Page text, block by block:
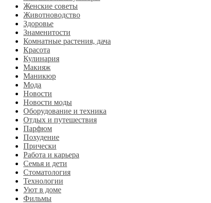
Женские советы
Животноводство
Здоровье
Знаменитости
Комнатные растения, дача
Красота
Кулинария
Макияж
Маникюр
Мода
Новости
Новости моды
Оборудование и техника
Отдых и путешествия
Парфюм
Похудение
Прически
Работа и карьера
Семья и дети
Стоматология
Технологии
Уют в доме
Фильмы